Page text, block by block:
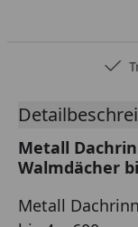
Metall
Walmdächer
Metall